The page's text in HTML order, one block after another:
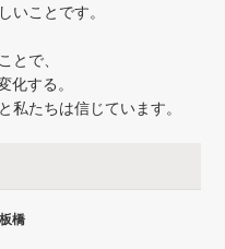
いことです。
とで、
化する。
私たちは信じています。
橋